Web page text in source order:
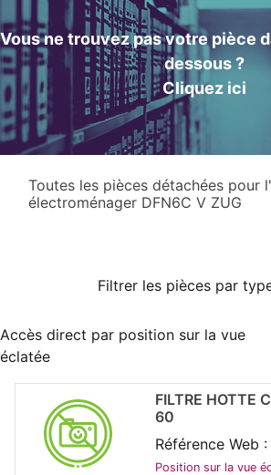
Vous ne trouvez pas votre pièce
dessous ?
Cliquez ici
Toutes les pièces détachées pour
électroménager DFN6C V ZUG
Filtrer les pièces par
Accès direct par position sur la vue
éclatée
FILTRE HOTTE
60
Référence Web
Position sur la vue